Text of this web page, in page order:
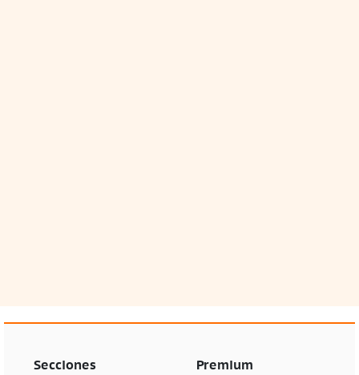
Secciones Premium